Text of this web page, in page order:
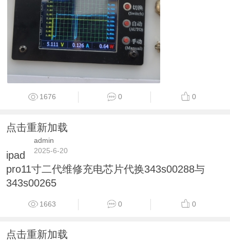
1676 0 0
点击重新加载
admin
2025-6-20
ipad
pro11寸二代维修充电芯片代换343s00288与
343s00265
1663 0 0
点击重新加载